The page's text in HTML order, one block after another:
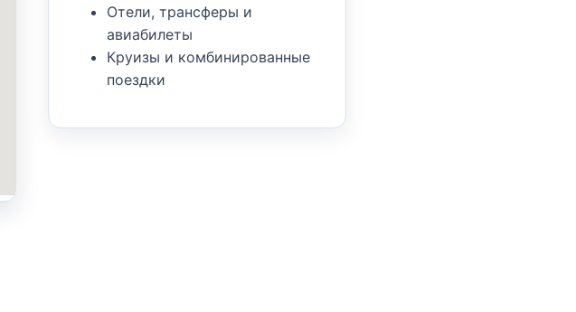
Отели, трансферы и
авиабилеты
Круизы и комбинированные
поездки